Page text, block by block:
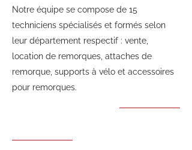
Notre équipe se compose de 15
techniciens spécialisés et formés selon
leur département respectif : vente,
location de remorques, attaches de
remorque, supports à vélo et accessoires
pour remorques.